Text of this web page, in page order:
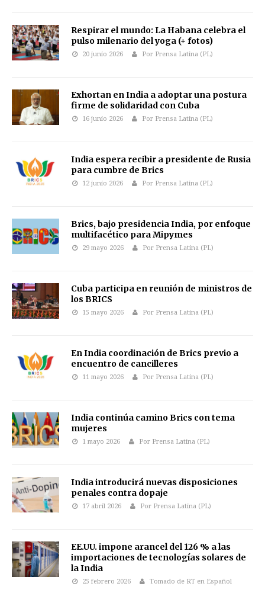
Respirar el mundo: La Habana celebra el
pulso milenario del yoga (+ fotos)
20 junio 2026 Por Prensa Latina (PL)
Exhortan en India a adoptar una postura
firme de solidaridad con Cuba
16 junio 2026 Por Prensa Latina (PL)
India espera recibir a presidente de Rusia
para cumbre de Brics
12 junio 2026 Por Prensa Latina (PL)
Brics, bajo presidencia India, por enfoque
multifacético para Mipymes
29 mayo 2026 Por Prensa Latina (PL)
Cuba participa en reunión de ministros de
los BRICS
15 mayo 2026 Por Prensa Latina (PL)
En India coordinación de Brics previo a
encuentro de cancilleres
11 mayo 2026 Por Prensa Latina (PL)
India continúa camino Brics con tema
mujeres
1 mayo 2026 Por Prensa Latina (PL)
India introducirá nuevas disposiciones
penales contra dopaje
17 abril 2026 Por Prensa Latina (PL)
EE.UU. impone arancel del 126 % a las
importaciones de tecnologías solares de
la India
25 febrero 2026 Tomado de RT en Español